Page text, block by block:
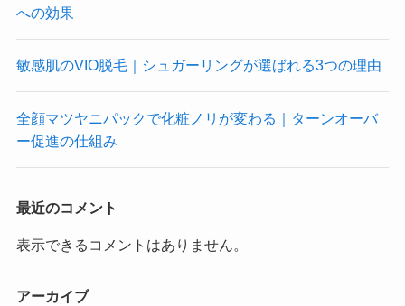
への効果
敏感肌のVIO脱毛｜シュガーリングが選ばれる3つの理由
全顔マツヤニパックで化粧ノリが変わる｜ターンオーバ
ー促進の仕組み
最近のコメント
表示できるコメントはありません。
アーカイブ